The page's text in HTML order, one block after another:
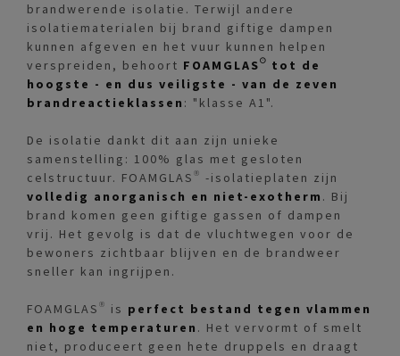
brandwerende isolatie. Terwijl andere
isolatiematerialen bij brand giftige dampen
kunnen afgeven en het vuur kunnen helpen
verspreiden, behoort FOAMGLAS® tot de
hoogste - en dus veiligste - van de zeven
brandreactieklassen : "klasse A1".
De isolatie dankt dit aan zijn unieke
samenstelling: 100% glas met gesloten
celstructuur. FOAMGLAS® -isolatieplaten zijn
volledig anorganisch en niet-exotherm . Bij
brand komen geen giftige gassen of dampen
vrij. Het gevolg is dat de vluchtwegen voor de
bewoners zichtbaar blijven en de brandweer
sneller kan ingrijpen.
FOAMGLAS® is perfect bestand tegen vlammen
en hoge temperaturen . Het vervormt of smelt
niet, produceert geen hete druppels en draagt